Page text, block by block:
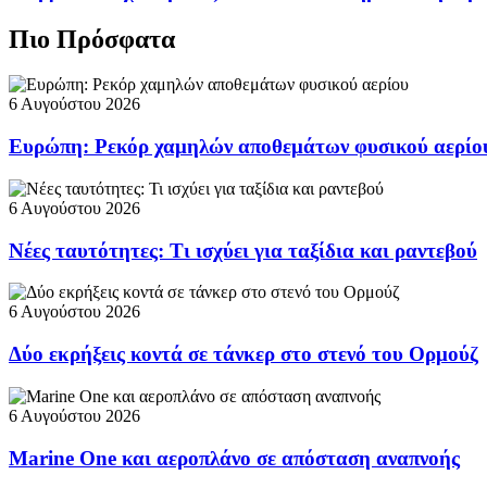
Πιο Πρόσφατα
6 Αυγούστου 2026
Ευρώπη: Ρεκόρ χαμηλών αποθεμάτων φυσικού
6 Αυγούστου 2026
Νέες ταυτότητες: Τι ισχύει για ταξίδια και ραντεβού
6 Αυγούστου 2026
Δύο εκρήξεις κοντά σε τάνκερ στο στενό του Ορμούζ
6 Αυγούστου 2026
Marine One και αεροπλάνο σε απόσταση αναπνοής